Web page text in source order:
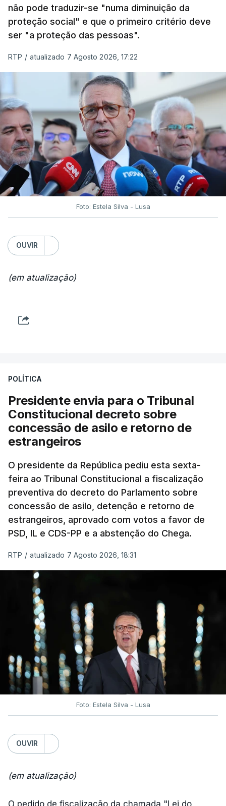
não pode traduzir-se "numa diminuição da
proteção social" e que o primeiro critério deve
ser "a proteção das pessoas".
RTP / atualizado 7 Agosto 2026, 17:22
Foto: Estela Silva - Lusa
OUVIR
(em atualização)
POLÍTICA
Presidente envia para o Tribunal
Constitucional decreto sobre
concessão de asilo e retorno de
estrangeiros
O presidente da República pediu esta sexta-
feira ao Tribunal Constitucional a fiscalização
preventiva do decreto do Parlamento sobre
concessão de asilo, detenção e retorno de
estrangeiros, aprovado com votos a favor de
PSD, IL e CDS-PP e a abstenção do Chega.
RTP / atualizado 7 Agosto 2026, 18:31
Foto: Estela Silva - Lusa
OUVIR
(em atualização)
O pedido de fiscalização da chamada "Lei do